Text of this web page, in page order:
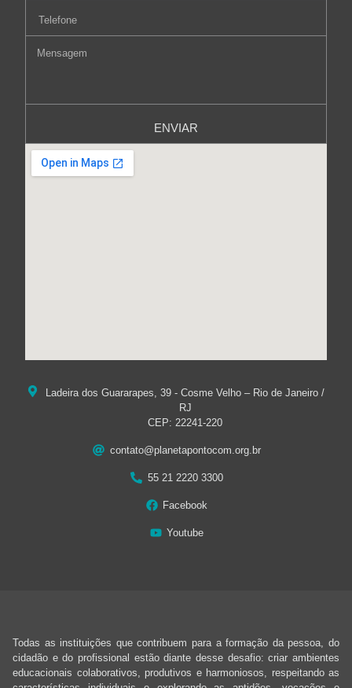
ENVIAR
Ladeira dos Guararapes, 39 - Cosme Velho – Rio de Janeiro /
RJ
CEP: 22241-220
contato@planetapontocom.org.br
55 21 2220 3300
Facebook
Youtube
Todas as instituições que contribuem para a formação da pessoa, do
cidadão e do profissional estão diante desse desafio: criar ambientes
educacionais colaborativos, produtivos e harmoniosos, respeitando as